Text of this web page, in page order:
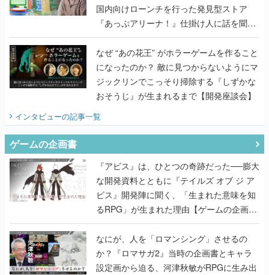
国内向けローンチを行った発見型ストア
『あっぷアリーナ！』仕掛け人に話を聞い
てみた
なぜ “あの花王” がホラーゲームを作ること
になったのか？ 敵に見つからないようにマ
ジックリンでこっそり掃除する『しずかな
おそうじ』が生まれるまで【開発座談会】
インタビューの記事一覧
ゲームの企画書
『アビス』は、ひとつの奇跡だった──膨大
な開発資料とともに『テイルズ オブ ジ ア
ビス』開発陣に聞く、「生まれた意味を知
るRPG」が生まれた理由【ゲームの企画
書】
なにが、人を「ロマンシング」させるの
か？『ロマサガ2』当時の企画書とキャラ
設定画から迫る、河津秋敏がRPGに生み出